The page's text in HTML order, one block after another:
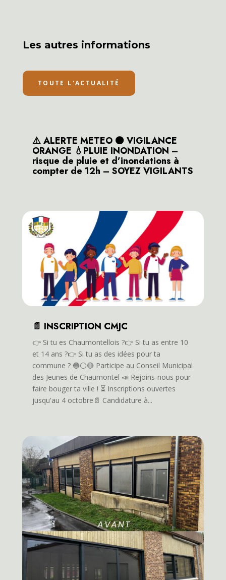
Les autres informations
TOUTE L'ACTUALITÉ
⚠️ ALERTE METEO 🟠 VIGILANCE
ORANGE 💧PLUIE INONDATION –
risque de pluie et d’inondations à
compter de 12h – SOYEZ VIGILANTS
📄 INSCRIPTION CMJC
👉️ Si tu es Chaumontellois ?👉️ Si tu as entre 10
et 14 ans ?👉️ Si tu as des idées pour ta
commune ? 🔵⚪️🔴 Participe au Conseil Municipal
des Jeunes de Chaumontel 📣 Rejoins-nous pour
faire bouger ta ville ! ⏳️ Inscriptions ouvertes
jusqu'au 4 octobre📄 Candidature à...